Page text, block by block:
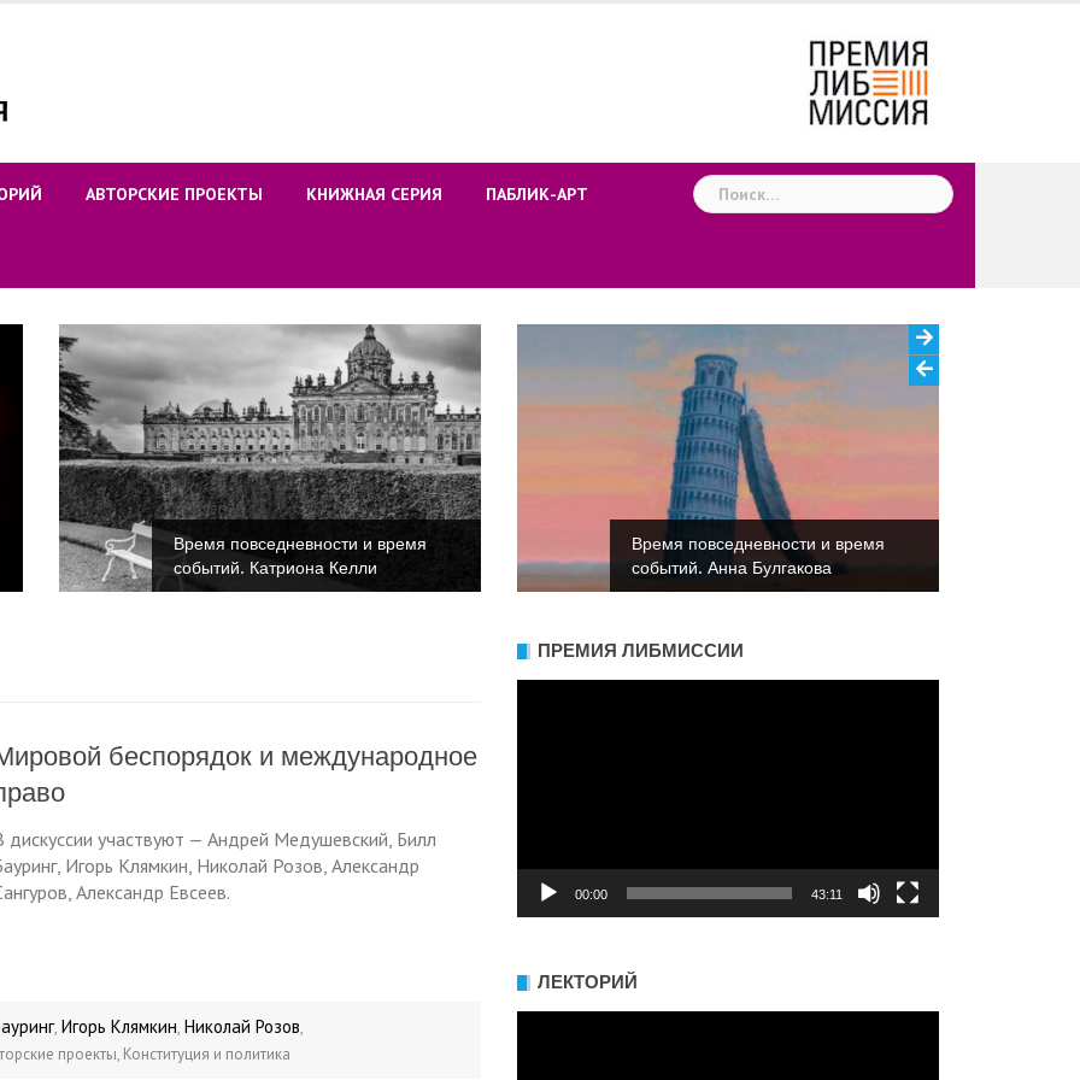
АВТОРСКИЕ ПРОЕКТЫ КНИЖНАЯ СЕРИЯ ПАБЛИК-АРТ Найти:
Время повседневности и время
событий. Анна Булгакова
Время повседневности и время
событий. Константин Пахалюк
беспорядок и международное
дискуссии участвуют — Андрей Медушевский, Билл
Игорь Клямкин, Николай Розов, Александр
Александр Евсеев.
, Игорь Клямкин, Николай Розов,
проекты, Конституция и политика
ПРЕМИЯ ЛИБМИССИИ
00:00 43:11
ЛЕКТОРИЙ